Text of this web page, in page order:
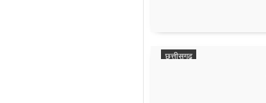
छत्तीसगढ़